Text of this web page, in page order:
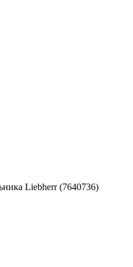
Liebherr (7640736)